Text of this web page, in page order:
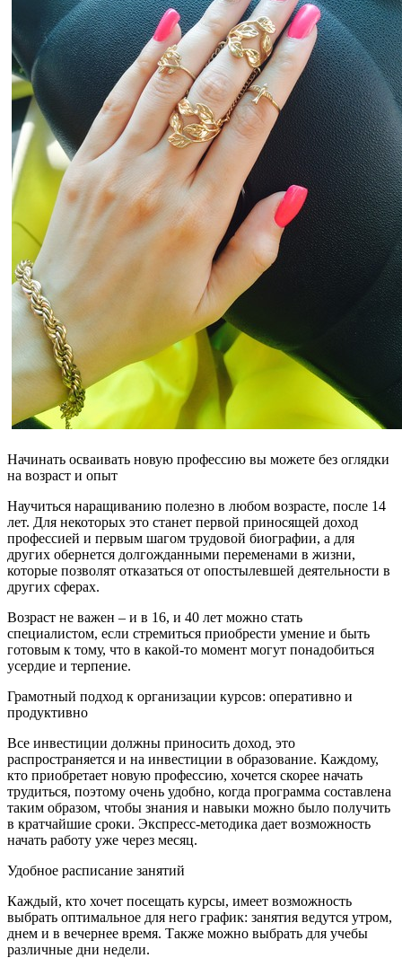
Начинать осваивать новую профессию вы можете без оглядки
на возраст и опыт
Научиться наращиванию полезно в любом возрасте, после 14
лет. Для некоторых это станет первой приносящей доход
профессией и первым шагом трудовой биографии, а для
других обернется долгожданными переменами в жизни,
которые позволят отказаться от опостылевшей деятельности в
других сферах.
Возраст не важен – и в 16, и 40 лет можно стать
специалистом, если стремиться приобрести умение и быть
готовым к тому, что в какой-то момент могут понадобиться
усердие и терпение.
Грамотный подход к организации курсов: оперативно и
продуктивно
Все инвестиции должны приносить доход, это
распространяется и на инвестиции в образование. Каждому,
кто приобретает новую профессию, хочется скорее начать
трудиться, поэтому очень удобно, когда программа составлена
таким образом, чтобы знания и навыки можно было получить
в кратчайшие сроки. Экспресс-методика дает возможность
начать работу уже через месяц.
Удобное расписание занятий
Каждый, кто хочет посещать курсы, имеет возможность
выбрать оптимальное для него график: занятия ведутся утром,
днем и в вечернее время. Также можно выбрать для учебы
различные дни недели.